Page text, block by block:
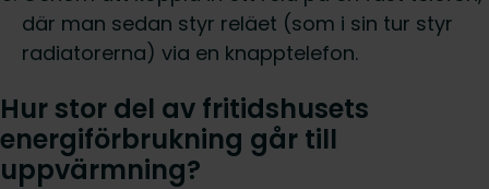
där man sedan styr reläet (som i sin tur styr
radiatorerna) via en knapptelefon.
Hur stor del av fritidshusets
energiförbrukning går till
uppvärmning?